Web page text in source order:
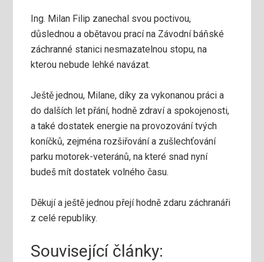
Ing. Milan Filip zanechal svou poctivou,
důslednou a obětavou prací na Závodní báňské
záchranné stanici nesmazatelnou stopu, na
kterou nebude lehké navázat.
Ještě jednou, Milane, díky za vykonanou práci a
do dalších let přání, hodně zdraví a spokojenosti,
a také dostatek energie na provozování tvých
koníčků, zejména rozšiřování a zušlechťování
parku motorek-veteránů, na které snad nyní
budeš mít dostatek volného času.
Děkují a ještě jednou přejí hodně zdaru záchranáři
z celé republiky.
Související články: